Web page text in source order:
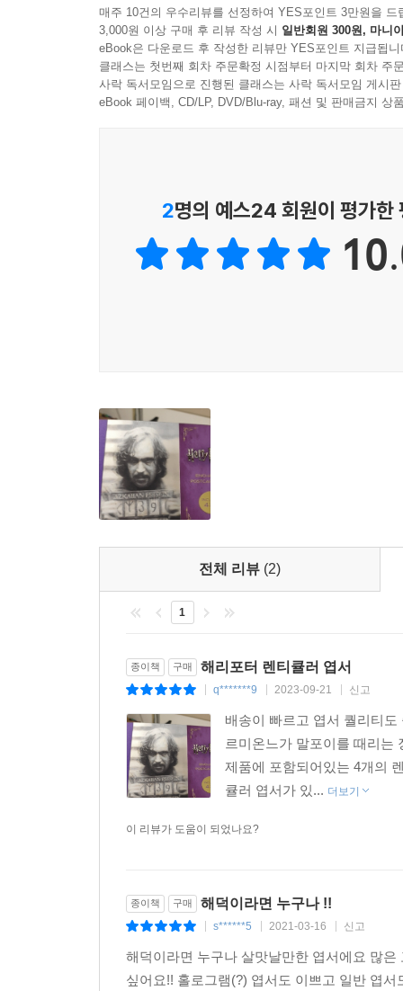
매주 10건의 우수리뷰를 선정하여 YES포인트 3만원을 드
3,000원 이상 구매 후 리뷰 작성 시 일반회원 300원, 마니
eBook은 다운로드 후 작성한 리뷰만 YES포인트 지급됩니
클래스는 첫번째 회차 주문확정 시점부터 마지막 회차 주
사락 독서모임으로 진행된 클래스는 사락 독서모임 게시
eBook 페이백, CD/LP, DVD/Blu-ray, 패션 및 판매금지 상
2명의 예스24 회원이 평가한
전체 리뷰 (2)
1
종이책 구매 해리포터 렌티큘러 엽서
q*******9 2023-09-21 신고
배송이 빠르고 엽서 퀄리티
르미온느가 말포이를 때리는
제품에 포함되어있는 4개의
큘러 엽서가 있... 더보기
이 리뷰가 도움이 되었나요?
종이책 구매 해덕이라면 누구나 !!
s******5 2021-03-16 신고
해덕이라면 누구나 살맛날만한 엽서에요 많
싶어요!! 홀로그램(?) 엽서도 이쁘고 일반 엽